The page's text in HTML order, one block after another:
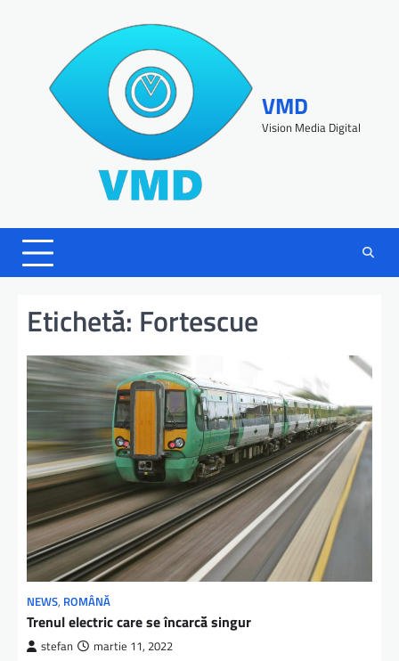
VMD
Vision Media Digital
Etichetă: Fortescue
NEWS, ROMÂNĂ
Trenul electric care se încarcă singur
stefan martie 11, 2022